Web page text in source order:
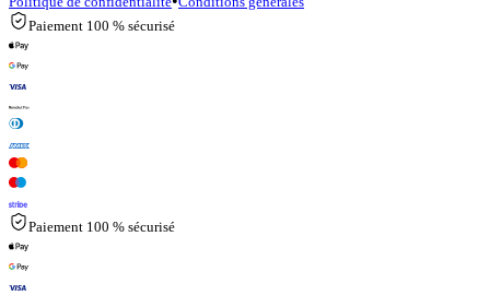
Paiement 100 % sécurisé
Paiement 100 % sécurisé